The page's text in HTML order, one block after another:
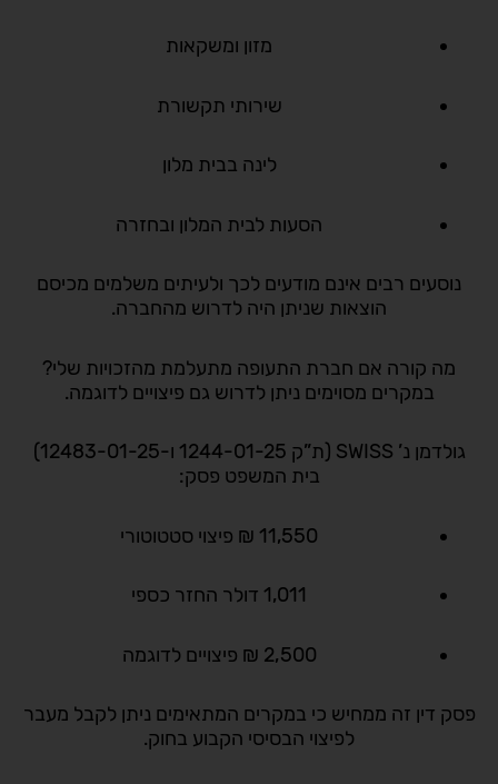
מזון ומשקאות
שירותי תקשורת
לינה בבית מלון
הסעות לבית המלון ובחזרה
נוסעים רבים אינם מודעים לכך ולעיתים משלמים מכיסם
הוצאות שניתן היה לדרוש מהחברה.
מה קורה אם חברת התעופה מתעלמת מהזכויות שלי?
במקרים מסוימים ניתן לדרוש גם פיצויים לדוגמה.
גולדמן נ’ SWISS (ת”ק 1244-01-25 ו-12483-01-25)
בית המשפט פסק:
11,550 ₪ פיצוי סטטוטורי
1,011 דולר החזר כספי
2,500 ₪ פיצויים לדוגמה
פסק דין זה ממחיש כי במקרים המתאימים ניתן לקבל מעבר
לפיצוי הבסיסי הקבוע בחוק.